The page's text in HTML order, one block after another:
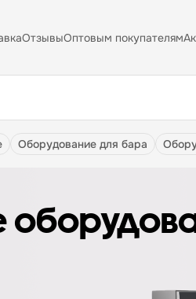
ОтзывыОптовым покупателям
оборудование для бара